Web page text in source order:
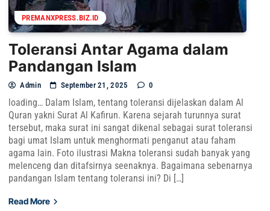
PREMANXPRESS.BIZ.ID
Toleransi Antar Agama dalam
Pandangan Islam
Admin September 21, 2025 0
loading… Dalam Islam, tentang toleransi dijelaskan dalam Al
Quran yakni Surat Al Kafirun. Karena sejarah turunnya surat
tersebut, maka surat ini sangat dikenal sebagai surat toleransi
bagi umat Islam untuk menghormati penganut atau faham
agama lain. Foto ilustrasi Makna toleransi sudah banyak yang
melenceng dan ditafsirnya seenaknya. Bagaimana sebenarnya
pandangan Islam tentang toleransi ini? Di […]
Read More